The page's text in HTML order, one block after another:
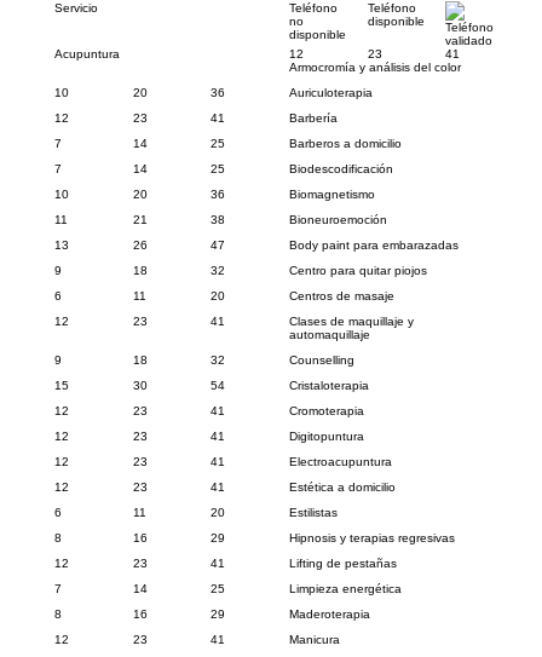
Servicio
Teléfono
no
disponible
Teléfono
disponible
Teléfono
validado
Acupuntura
12 23
41
Armocromía y análisis del color
10
20 36
Auriculoterapia
12
23 41
Barbería
7
14 25
Barberos a domicilio
7
14 25
Biodescodificación
10
20 36
Biomagnetismo
11
21 38
Bioneuroemoción
13
26 47
Body paint para embarazadas
9
18 32
Centro para quitar piojos
6
11 20
Centros de masaje
12
23 41
Clases de maquillaje y
automaquillaje
9
18 32
Counselling
15
30 54
Cristaloterapia
12
23 41
Cromoterapia
12
23 41
Digitopuntura
12
23 41
Electroacupuntura
12
23 41
Estética a domicilio
6
11 20
Estilistas
8
16 29
Hipnosis y terapias regresivas
12
23 41
Lifting de pestañas
7
14 25
Limpieza energética
8
16 29
Maderoterapia
12
23 41
Manicura